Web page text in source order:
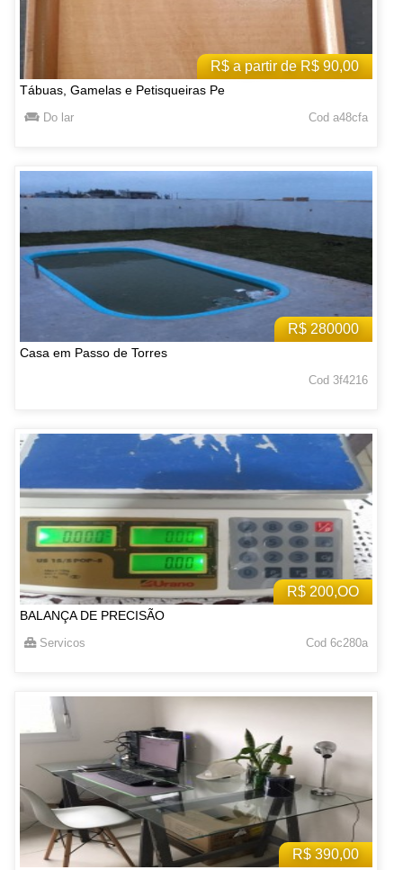
R$ a partir de R$ 90,00
Tábuas, Gamelas e Petisqueiras Pe
Do lar Cod a48cfa
R$ 280000
Casa em Passo de Torres
Cod 3f4216
R$ 200,OO
BALANÇA DE PRECISÃO
Servicos Cod 6c280a
R$ 390,00